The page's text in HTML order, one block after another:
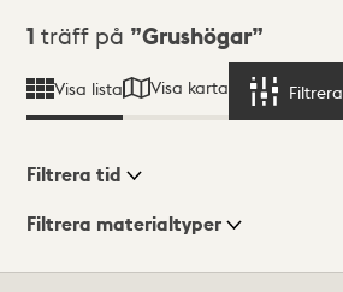
Sökresultat
1 träff på Grushögar
Visa lista Visa karta Filtrera
Visningsläge
Filtrera tid
Filtrera materialtyper